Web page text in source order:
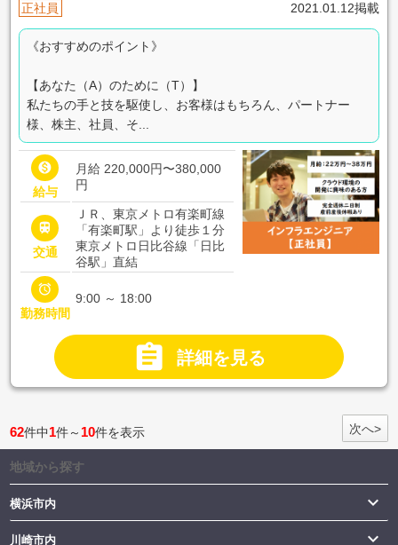
正社員 2021.01.12掲載
《おすすめのポイント》
【あなた（A）のために（T）】
私たちの手と技を駆使し、お客様はもちろん、パートナー
様、株主、社員、そ...

給与
月給 220,000円〜380,000
円

交通
ＪＲ、東京メトロ有楽町線
「有楽町駅」より徒歩１分
東京メトロ日比谷線「日比
谷駅」直結

勤務時間
9:00 ～ 18:00
 詳細を見る
62件中1件～ 10件を表示 次へ>
地域から探す
横浜市内 
川崎市内 